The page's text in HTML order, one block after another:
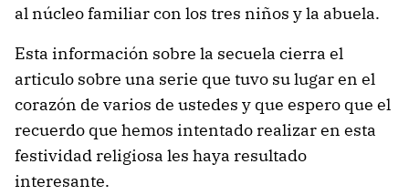
al núcleo familiar con los tres niños y la abuela.
Esta información sobre la secuela cierra el
articulo sobre una serie que tuvo su lugar en el
corazón de varios de ustedes y que espero que el
recuerdo que hemos intentado realizar en esta
festividad religiosa les haya resultado
interesante.